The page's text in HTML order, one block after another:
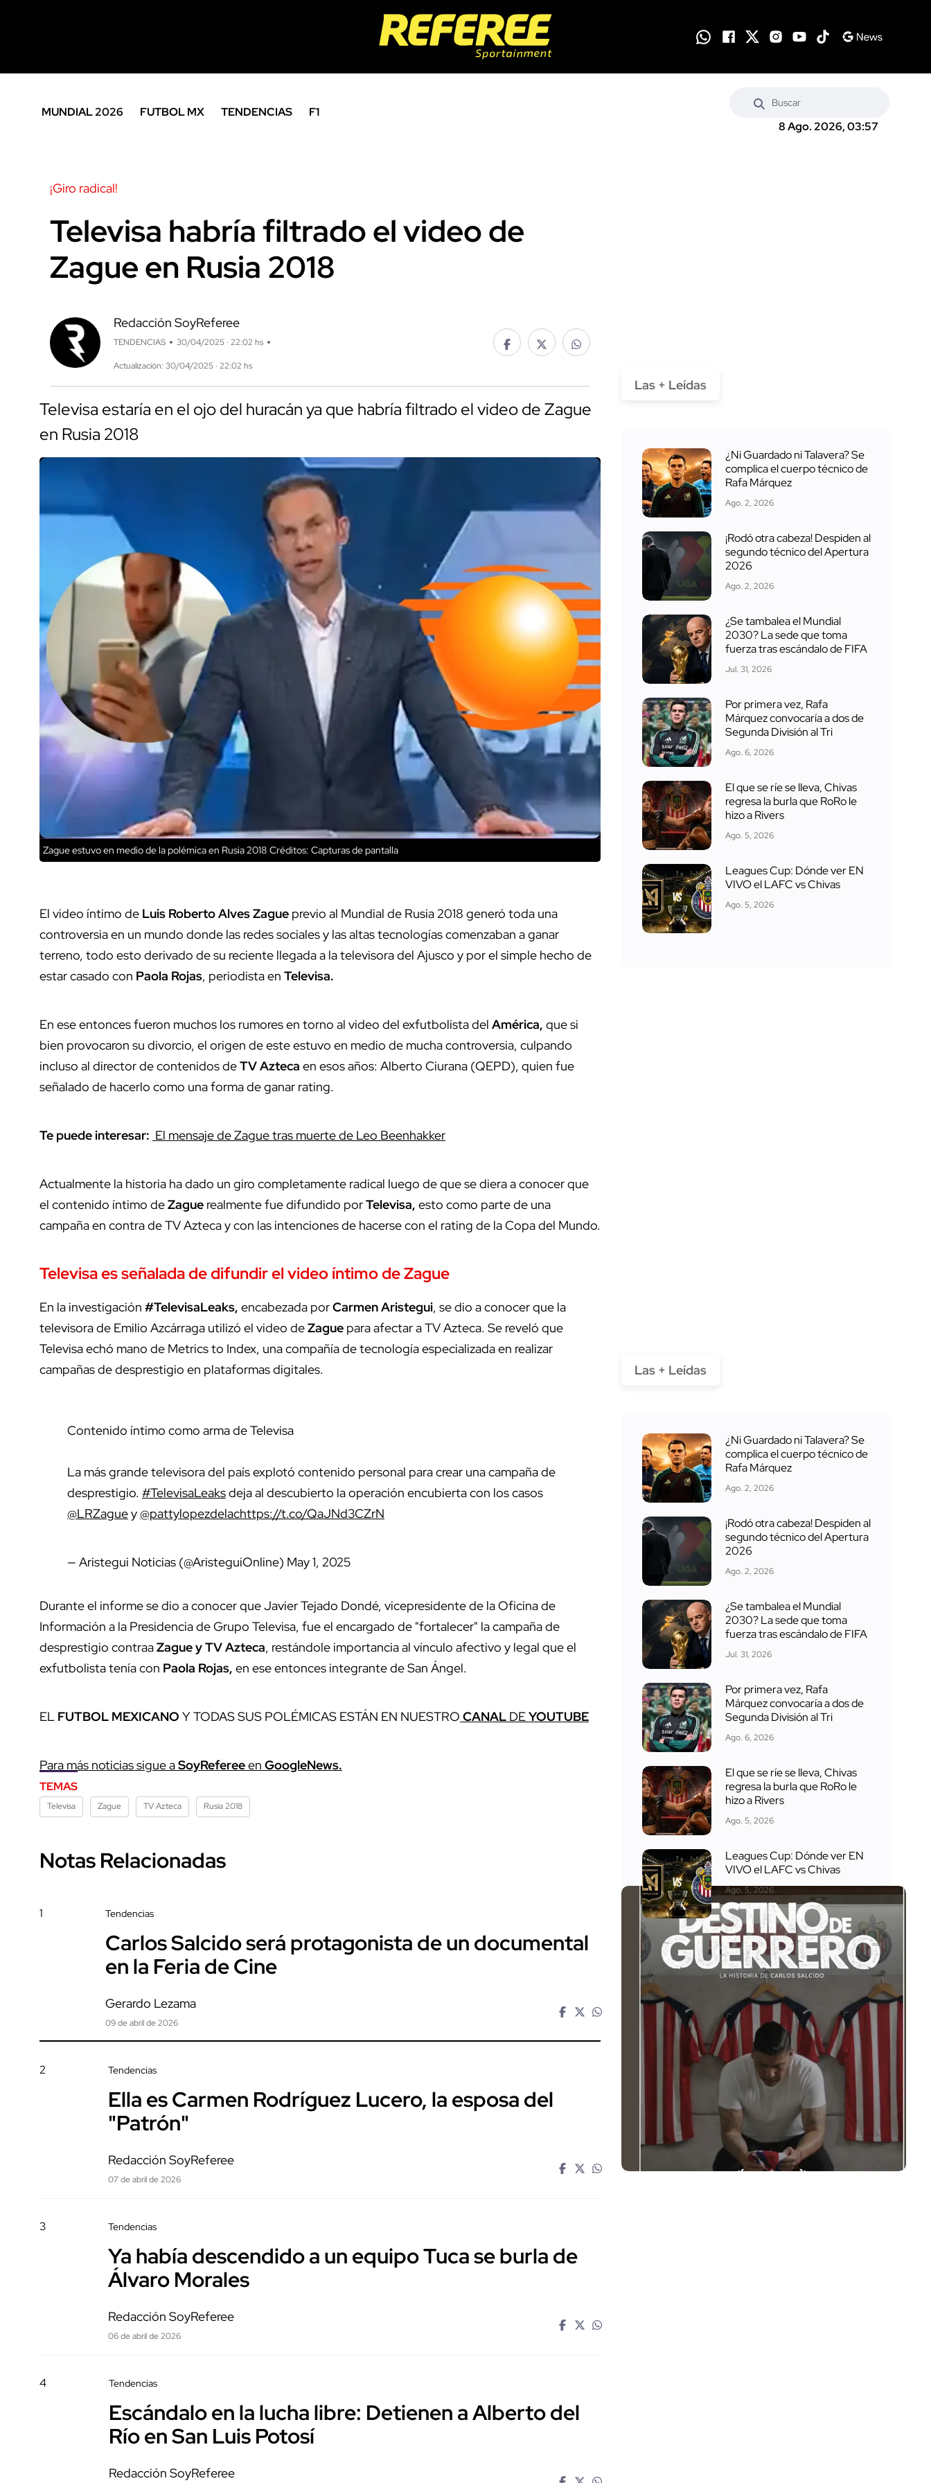
MUNDIAL 2026 FUTBOL MX TENDENCIAS
F1
8 Ago. 2026, 03:57
¡Giro radical!
Televisa habría filtrado el video de
Zague en Rusia 2018
Redacción SoyReferee
TENDENCIAS 30/04/2025 · 22:02 hs
Actualización: 30/04/2025 · 22:02 hs
Televisa estaría en el ojo del huracán ya que habría filtrado el video de Zague
en Rusia 2018
Zague estuvo en medio de la polémica en Rusia 2018 Créditos: Capturas de pantalla
El video íntimo de Luis Roberto Alves Zague previo al Mundial de Rusia 2018 generó toda una
controversia en un mundo donde las redes sociales y las altas tecnologías comenzaban a ganar
terreno, todo esto derivado de su reciente llegada a la televisora del Ajusco y por el simple hecho de
estar casado con Paola Rojas, periodista en Televisa.
En ese entonces fueron muchos los rumores en torno al video del exfutbolista del América, que si
bien provocaron su divorcio, el origen de este estuvo en medio de mucha controversia, culpando
incluso al director de contenidos deTVAzteca en esos años: Alberto Ciurana (QEPD), quien fue
señalado de hacerlo como una forma de ganar rating.
Te puede interesar: El mensaje de Zague tras muerte de Leo Beenhakker
Actualmente la historia ha dado un giro completamente radical luego de que se diera a conocer que
el contenido íntimo deZague realmente fue difundido porTelevisa, esto como parte de una
campaña en contra de TV Azteca y con las intenciones de hacerse con el rating de la Copa del Mundo.
Televisa es señalada de difundir el video íntimo de Zague
En la investigación #TelevisaLeaks, encabezada porCarmen Aristegui, se dio a conocer que la
televisora de Emilio Azcárraga utilizó el video deZague para afectar a TV Azteca. Se reveló que
Televisa echó mano de Metrics to Index, una compañía de tecnología especializada en realizar
campañas de desprestigio en plataformas digitales.
Contenido íntimo como arma de Televisa
La más grande televisora del país explotó contenido personal para crear una campaña de
desprestigio. #TelevisaLeaksdeja al descubierto la operación encubierta con los casos
@LRZaguey@pattylopezdelachttps://t.co/QaJNd3CZrN
— Aristegui Noticias (@AristeguiOnline) May 1, 2025
Durante el informe se dio a conocer que Javier Tejado Dondé, vicepresidente de la Oficina de
Información a la Presidencia de Grupo Televisa, fue el encargado de "fortalecer" la campaña de
desprestigio contraaZague y TV Azteca, restándole importancia al vínculo afectivo y legal que el
exfutbolista tenía con Paola Rojas, en ese entonces integrante de San Ángel.
EL FUTBOL MEXICANO Y TODAS SUS POLÉMICAS ESTÁN EN NUESTRO CANAL DEYOUTUBE
Para más noticias sigue aSoyRefereeen GoogleNews.
TEMAS
Televisa Zague TV Azteca Rusia 2018
Notas Relacionadas
1 Tendencias
Carlos Salcido será protagonista de un documental
en la Feria de Cine
Gerardo Lezama
09 de abril de 2026
2 Tendencias
Ella es Carmen Rodríguez Lucero, la esposa del
"Patrón"
Redacción SoyReferee
07 de abril de 2026
3 Tendencias
Ya había descendido a un equipo Tuca se burla de
Álvaro Morales
Redacción SoyReferee
06 de abril de 2026
4 Tendencias
Escándalo en la lucha libre: Detienen a Alberto del
Río en San Luis Potosí
Redacción SoyReferee
Las + Leídas
¿Ni Guardado ni Talavera? Se
complica el cuerpo técnico de
Rafa Márquez
Ago. 2, 2026
¡Rodó otra cabeza! Despiden al
segundo técnico del Apertura
2026
Ago. 2, 2026
¿Se tambalea el Mundial
2030? La sede que toma
fuerza tras escándalo de FIFA
Jul. 31, 2026
Por primera vez, Rafa
Márquez convocaría a dos de
Segunda División al Tri
Ago. 6, 2026
El que se ríe se lleva, Chivas
regresa la burla que RoRo le
hizo a Rivers
Ago. 5, 2026
Leagues Cup: Dónde ver EN
VIVO el LAFC vs Chivas
Ago. 5, 2026
Las + Leídas
¿Ni Guardado ni Talavera? Se
complica el cuerpo técnico de
Rafa Márquez
Ago. 2, 2026
¡Rodó otra cabeza! Despiden al
segundo técnico del Apertura
2026
Ago. 2, 2026
¿Se tambalea el Mundial
2030? La sede que toma
fuerza tras escándalo de FIFA
Jul. 31, 2026
Por primera vez, Rafa
Márquez convocaría a dos de
Segunda División al Tri
Ago. 6, 2026
El que se ríe se lleva, Chivas
regresa la burla que RoRo le
hizo a Rivers
Ago. 5, 2026
Leagues Cup: Dónde ver EN
VIVO el LAFC vs Chivas
Ago. 5, 2026